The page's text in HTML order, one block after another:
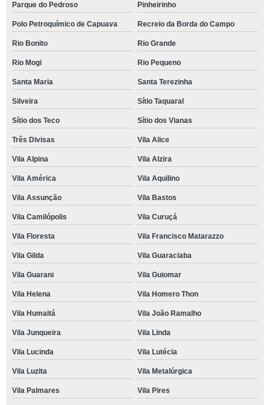
Parque do Pedroso Pinheirinho
Polo Petroquímico de Capuava Recreio da Borda do Campo
Rio Bonito Rio Grande
Rio Mogi Rio Pequeno
Santa Maria Santa Terezinha
Silveira Sítio Taquaral
Sítio dos Teco Sítio dos Vianas
Três Divisas Vila Alice
Vila Alpina Vila Alzira
Vila América Vila Aquilino
Vila Assunção Vila Bastos
Vila Camilópolis Vila Curuçá
Vila Floresta Vila Francisco Matarazzo
Vila Gilda Vila Guaraciaba
Vila Guarani Vila Guiomar
Vila Helena Vila Homero Thon
Vila Humaitá Vila João Ramalho
Vila Junqueira Vila Linda
Vila Lucinda Vila Lutécia
Vila Luzita Vila Metalúrgica
Vila Palmares Vila Pires